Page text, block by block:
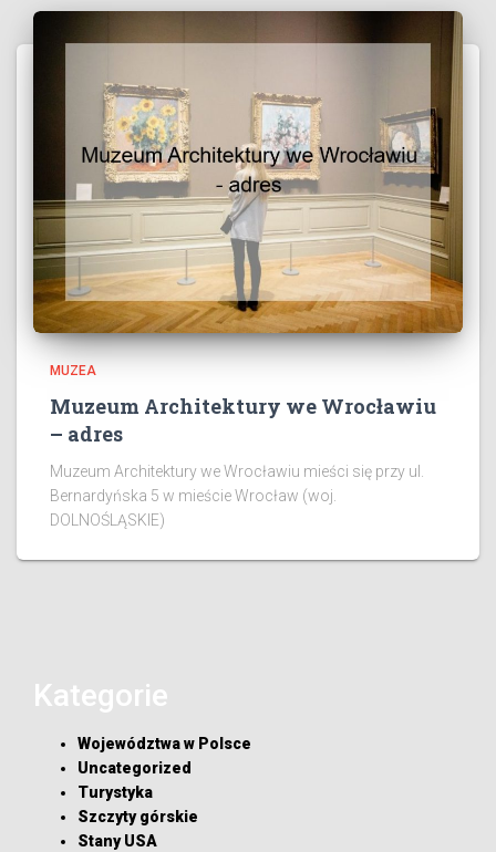
MUZEA
Muzeum Architektury we Wrocławiu
– adres
Muzeum Architektury we Wrocławiu mieści się przy ul.
Bernardyńska 5 w mieście Wrocław (woj.
DOLNOŚLĄSKIE)
Kategorie
Województwa w Polsce
Uncategorized
Turystyka
Szczyty górskie
Stany USA